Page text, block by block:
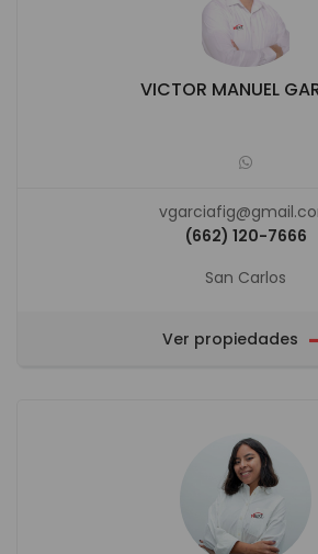
VICTOR MANUEL
(662) 120-7666
San Carlos
Ver propiedades